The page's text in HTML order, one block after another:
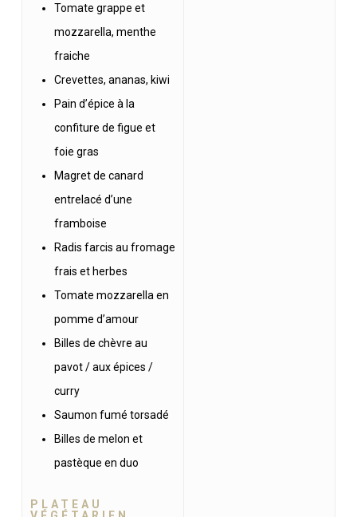
Tomate grappe et
mozzarella, menthe
fraiche
Crevettes, ananas, kiwi
Pain d’épice à la
confiture de figue et
foie gras
Magret de canard
entrelacé d’une
framboise
Radis farcis au fromage
frais et herbes
Tomate mozzarella en
pomme d’amour
Billes de chèvre au
pavot / aux épices /
curry
Saumon fumé torsadé
Billes de melon et
pastèque en duo
PLATEAU